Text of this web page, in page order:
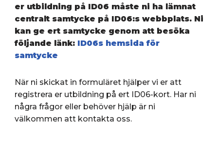
er utbildning på ID06 måste ni ha lämnat
centralt samtycke på ID06:s webbplats. Ni
kan ge ert samtycke genom att besöka
följande länk: ID06s hemsida för
samtycke
När ni skickat in formuläret hjälper vi er att
registrera er utbildning på ert ID06-kort. Har ni
några frågor eller behöver hjälp är ni
välkommen att kontakta oss.